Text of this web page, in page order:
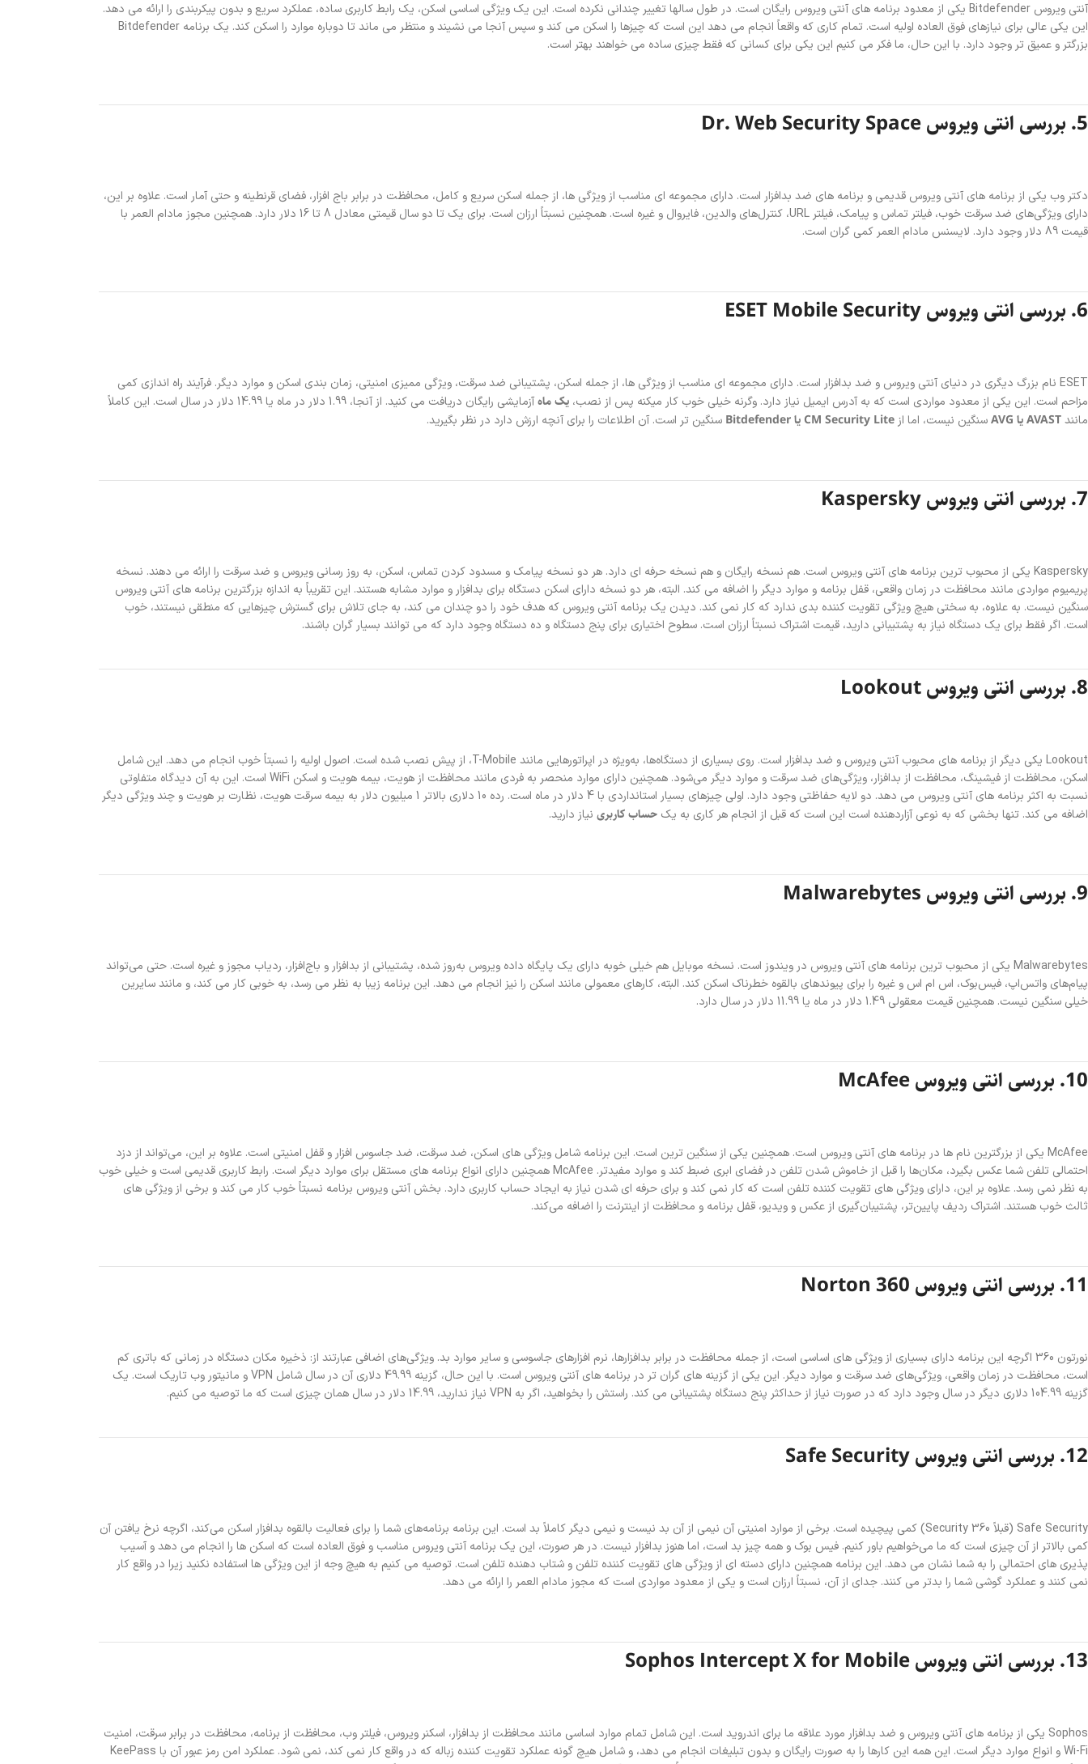
آنتی ویروس Bitdefender یکی از معدود برنامه های آنتی ویروس رایگان است. در طول سالها تغییر چندانی نکرده است. این یک ویژگی اساسی اسکن، یک رابط کاربری ساده، عملکرد سریع و بدون پیکربندی را ارائه می دهد.
این یکی عالی برای نیازهای فوق العاده اولیه است. تمام کاری که واقعاً انجام می دهد این است که چیزها را اسکن می کند و سپس آنجا می نشیند و منتظر می ماند تا دوباره موارد را اسکن کند. یک برنامه Bitdefender
بزرگتر و عمیق تر وجود دارد. با این حال، ما فکر می کنیم این یکی برای کسانی که فقط چیزی ساده می خواهند بهتر است.
5. بررسی‌ انتی ویروس Dr. Web Security Space
دکتر وب یکی از برنامه های آنتی ویروس قدیمی و برنامه های ضد بدافزار است. دارای مجموعه ای مناسب از ویژگی ها، از جمله اسکن سریع و کامل، محافظت در برابر باج افزار، فضای قرنطینه و حتی آمار است. علاوه بر این،
دارای ویژگی‌های ضد سرقت خوب، فیلتر تماس و پیامک، فیلتر URL، کنترل‌های والدین، فایروال و غیره است. همچنین نسبتاً ارزان است. برای یک تا دو سال قیمتی معادل 8 تا 16 دلار دارد. همچنین مجوز مادام العمر با
قیمت 89 دلار وجود دارد. لایسنس مادام العمر کمی گران است.
6. بررسی‌ انتی ویروس ESET Mobile Security
ESET نام بزرگ دیگری در دنیای آنتی ویروس و ضد بدافزار است. دارای مجموعه ای مناسب از ویژگی ها، از جمله اسکن، پشتیبانی ضد سرقت، ویژگی ممیزی امنیتی، زمان بندی اسکن و موارد دیگر. فرآیند راه اندازی کمی
مزاحم است. این یکی از معدود مواردی است که به آدرس ایمیل نیاز دارد. وگرنه خیلی خوب کار میکنه پس از نصب، یک ماه
آزمایشی رایگان دریافت می کنید. از آنجا، 1.99 دلار در ماه یا 14.99 دلار در سال است. این کاملاً
مانندAVAST یا AVG سنگین نیست، اما از CM Security Lite یا Bitdefender سنگین تر است. آن اطلاعات را برای آنچه ارزش دارد در نظر بگیرید.
7. بررسی‌ انتی ویروس Kaspersky
Kaspersky یکی از محبوب ترین برنامه های آنتی ویروس است. هم نسخه رایگان و هم نسخه حرفه ای دارد. هر دو نسخه پیامک و مسدود کردن تماس، اسکن، به روز رسانی ویروس و ضد سرقت را ارائه می دهند. نسخه
پریمیوم مواردی مانند محافظت در زمان واقعی، قفل برنامه و موارد دیگر را اضافه می کند. البته، هر دو نسخه دارای اسکن دستگاه برای بدافزار و موارد مشابه هستند. این تقریباً به اندازه بزرگترین برنامه های آنتی ویروس
سنگین نیست. به علاوه، به سختی هیچ ویژگی تقویت کننده بدی ندارد که کار نمی کند. دیدن یک برنامه آنتی ویروس که هدف خود را دو چندان می کند، به جای تلاش برای گسترش چیزهایی که منطقی نیستند، خوب
است. اگر فقط برای یک دستگاه نیاز به پشتیبانی دارید، قیمت اشتراک نسبتاً ارزان است. سطوح اختیاری برای پنج دستگاه و ده دستگاه وجود دارد که می توانند بسیار گران باشند.
8. بررسی‌ انتی ویروس Lookout
Lookout یکی دیگر از برنامه های محبوب آنتی ویروس و ضد بدافزار است. روی بسیاری از دستگاه‌ها، به‌ویژه در اپراتورهایی مانند T-Mobile، از پیش نصب شده است. اصول اولیه را نسبتاً خوب انجام می دهد. این شامل
اسکن، محافظت از فیشینگ، محافظت از بدافزار، ویژگی‌های ضد سرقت و موارد دیگر می‌شود. همچنین دارای موارد منحصر به فردی مانند محافظت از هویت، بیمه هویت و اسکن WiFi است. این به آن دیدگاه متفاوتی
نسبت به اکثر برنامه های آنتی ویروس می دهد. دو لایه حفاظتی وجود دارد. اولی چیزهای بسیار استانداردی با 4 دلار در ماه است. رده 10 دلاری بالاتر 1 میلیون دلار به بیمه سرقت هویت، نظارت بر هویت و چند ویژگی دیگر
اضافه می کند. تنها بخشی که به نوعی آزاردهنده است این است که قبل از انجام هر کاری به یک حساب کاربری نیاز دارید.
9. بررسی‌ انتی ویروس Malwarebytes
Malwarebytes یکی از محبوب ترین برنامه های آنتی ویروس در ویندوز است. نسخه موبایل هم خیلی خوبه دارای یک پایگاه داده ویروس به‌روز شده، پشتیبانی از بدافزار و باج‌افزار، ردیاب مجوز و غیره است. حتی می‌تواند
پیام‌های واتس‌اپ، فیس‌بوک، اس ام اس و غیره را برای پیوندهای بالقوه خطرناک اسکن کند. البته، کارهای معمولی مانند اسکن را نیز انجام می دهد. این برنامه زیبا به نظر می رسد، به خوبی کار می کند، و مانند سایرین
خیلی سنگین نیست. همچنین قیمت معقولی 1.49 دلار در ماه یا 11.99 دلار در سال دارد.
10. بررسی‌ انتی ویروس McAfee
McAfee یکی از بزرگترین نام ها در برنامه های آنتی ویروس است. همچنین یکی از سنگین ترین است. این برنامه شامل ویژگی های اسکن، ضد سرقت، ضد جاسوس افزار و قفل امنیتی است. علاوه بر این، می‌تواند از دزد
احتمالی تلفن شما عکس بگیرد، مکان‌ها را قبل از خاموش شدن تلفن در فضای ابری ضبط کند و موارد مفیدتر. McAfee همچنین دارای انواع برنامه های مستقل برای موارد دیگر است. رابط کاربری قدیمی است و خیلی خوب
به نظر نمی رسد. علاوه بر این، دارای ویژگی های تقویت کننده تلفن است که کار نمی کند و برای حرفه ای شدن نیاز به ایجاد حساب کاربری دارد. بخش آنتی ویروس برنامه نسبتاً خوب کار می کند و برخی از ویژگی های
ثالث خوب هستند. اشتراک ردیف پایین‌تر، پشتیبان‌گیری از عکس و ویدیو، قفل برنامه و محافظت از اینترنت را اضافه می‌کند.
11. بررسی‌ انتی ویروس Norton 360
نورتون 360 اگرچه این برنامه دارای بسیاری از ویژگی های اساسی است، از جمله محافظت در برابر بدافزارها، نرم افزارهای جاسوسی و سایر موارد بد. ویژگی‌های اضافی عبارتند از: ذخیره مکان دستگاه در زمانی که باتری کم
است، محافظت در زمان واقعی، ویژگی‌های ضد سرقت و موارد دیگر. این یکی از گزینه های گران تر در برنامه های آنتی ویروس است. با این حال، گزینه 49.99 دلاری آن در سال شامل VPN و مانیتور وب تاریک است. یک
گزینه 104.99 دلاری دیگر در سال وجود دارد که در صورت نیاز از حداکثر پنج دستگاه پشتیبانی می کند. راستش را بخواهید، اگر به VPN نیاز ندارید، 14.99 دلار در سال همان چیزی است که ما توصیه می کنیم.
12. بررسی‌ انتی ویروس Safe Security
Safe Security (قبلاً 360 Security) کمی پیچیده است. برخی از موارد امنیتی آن نیمی از آن بد نیست و نیمی دیگر کاملاً بد است. این برنامه برنامه‌های شما را برای فعالیت بالقوه بدافزار اسکن می‌کند، اگرچه نرخ یافتن آن
کمی بالاتر از آن چیزی است که ما می‌خواهیم باور کنیم. فیس بوک و همه چیز بد است، اما هنوز بدافزار نیست. در هر صورت، این یک برنامه آنتی ویروس مناسب و فوق العاده است که اسکن ها را انجام می دهد و آسیب
پذیری های احتمالی را به شما نشان می دهد. این برنامه همچنین دارای دسته ای از ویژگی های تقویت کننده تلفن و شتاب دهنده تلفن است. توصیه می کنیم به هیچ وجه از این ویژگی ها استفاده نکنید زیرا در واقع کار
نمی کنند و عملکرد گوشی شما را بدتر می کنند. جدای از آن، نسبتاً ارزان است و یکی از معدود مواردی است که مجوز مادام العمر را ارائه می دهد.
13. بررسی‌ انتی ویروس Sophos Intercept X for Mobile
Sophos یکی از برنامه های آنتی ویروس و ضد بدافزار مورد علاقه ما برای اندروید است. این شامل تمام موارد اساسی مانند محافظت از بدافزار، اسکنر ویروس، فیلتر وب، محافظت از برنامه، محافظت در برابر سرقت، امنیت
Wi-Fi و انواع موارد دیگر است. این همه این کارها را به صورت رایگان و بدون تبلیغات انجام می دهد، و شامل هیچ گونه عملکرد تقویت کننده زباله که در واقع کار نمی کند، نمی شود. عملکرد امن رمز عبور آن با KeePass